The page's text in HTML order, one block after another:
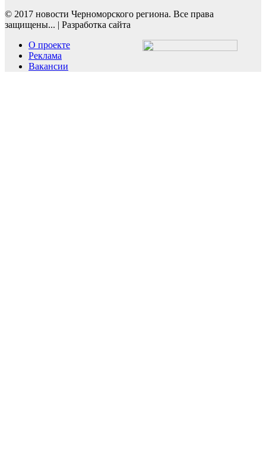
© 2017 новости Черноморского региона. Все права
защищены... | Разработка сайта
О проекте
Реклама
Вакансии